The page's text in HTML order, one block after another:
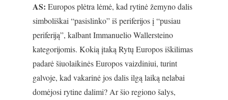
AS: Europos plėtra lėmė, kad rytinė žemyno dalis
simboliškai “pasislinko” iš periferijos į “pusiau
periferiją”, kalbant Immanuelio Wallersteino
kategorijomis. Kokią įtaką Rytų Europos iškilimas
padarė šiuolaikinės Europos vaizdiniui, turint
galvoje, kad vakarinė jos dalis ilgą laiką nelabai
domėjosi rytine dalimi? Ar šio regiono šalys,